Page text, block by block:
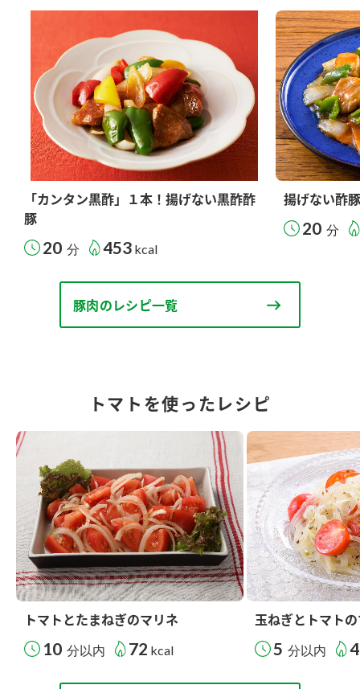
「カンタン黒酢」１本！揚げない黒酢酢
豚
20 分 453 kcal
揚げない酢
20 分
豚肉のレシピ一覧
トマトを使ったレシピ
トマトとたまねぎのマリネ
10 分以内 72 kcal
玉ねぎとトマト
5 分以内